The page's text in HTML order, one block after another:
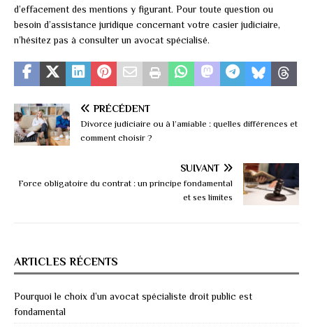
d’effacement des mentions y figurant. Pour toute question ou
besoin d’assistance juridique concernant votre casier judiciaire,
n’hésitez pas à consulter un avocat spécialisé.
PRÉCÉDENT
Divorce judiciaire ou à l’amiable : quelles différences et
comment choisir ?
SUIVANT
Force obligatoire du contrat : un principe fondamental
et ses limites
ARTICLES RÉCENTS
Pourquoi le choix d’un avocat spécialiste droit public est
fondamental